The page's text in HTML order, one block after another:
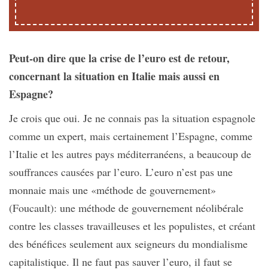
Peut-on dire que la crise de l’euro est de retour,
concernant la situation en Italie mais aussi en
Espagne?
Je crois que oui. Je ne connais pas la situation espagnole
comme un expert, mais certainement l’Espagne, comme
l’Italie et les autres pays méditerranéens, a beaucoup de
souffrances causées par l’euro. L’euro n’est pas une
monnaie mais une «méthode de gouvernement»
(Foucault): une méthode de gouvernement néolibérale
contre les classes travailleuses et les populistes, et créant
des bénéfices seulement aux seigneurs du mondialisme
capitalistique. Il ne faut pas sauver l’euro, il faut se